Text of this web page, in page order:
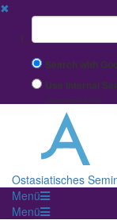
✖
Suchbegriff
Search with
Use Internal
(limited result quality)
Ostasiatisches
Menü
Menü